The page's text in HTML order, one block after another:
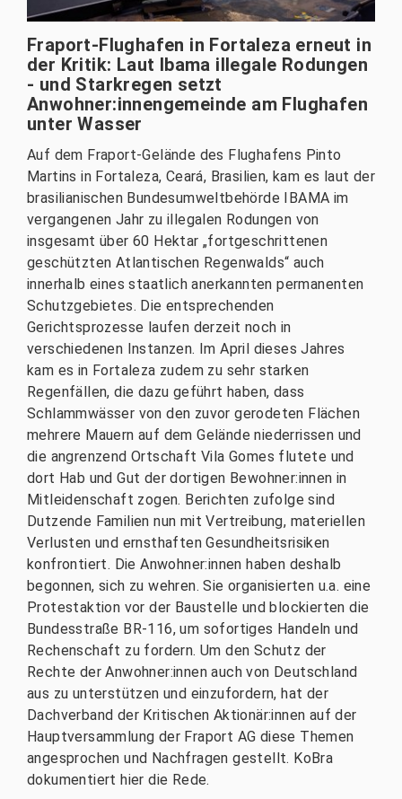
Fraport-Flughafen in Fortaleza erneut in
der Kritik: Laut Ibama illegale Rodungen
- und Starkregen setzt
Anwohner:innengemeinde am Flughafen
unter Wasser
Auf dem Fraport-Gelände des Flughafens Pinto
Martins in Fortaleza, Ceará, Brasilien, kam es laut der
brasilianischen Bundesumweltbehörde IBAMA im
vergangenen Jahr zu illegalen Rodungen von
insgesamt über 60 Hektar „fortgeschrittenen
geschützten Atlantischen Regenwalds“ auch
innerhalb eines staatlich anerkannten permanenten
Schutzgebietes. Die entsprechenden
Gerichtsprozesse laufen derzeit noch in
verschiedenen Instanzen. Im April dieses Jahres
kam es in Fortaleza zudem zu sehr starken
Regenfällen, die dazu geführt haben, dass
Schlammwässer von den zuvor gerodeten Flächen
mehrere Mauern auf dem Gelände niederrissen und
die angrenzend Ortschaft Vila Gomes flutete und
dort Hab und Gut der dortigen Bewohner:innen in
Mitleidenschaft zogen. Berichten zufolge sind
Dutzende Familien nun mit Vertreibung, materiellen
Verlusten und ernsthaften Gesundheitsrisiken
konfrontiert. Die Anwohner:innen haben deshalb
begonnen, sich zu wehren. Sie organisierten u.a. eine
Protestaktion vor der Baustelle und blockierten die
Bundesstraße BR-116, um sofortiges Handeln und
Rechenschaft zu fordern. Um den Schutz der
Rechte der Anwohner:innen auch von Deutschland
aus zu unterstützen und einzufordern, hat der
Dachverband der Kritischen Aktionär:innen auf der
Hauptversammlung der Fraport AG diese Themen
angesprochen und Nachfragen gestellt. KoBra
dokumentiert hier die Rede.